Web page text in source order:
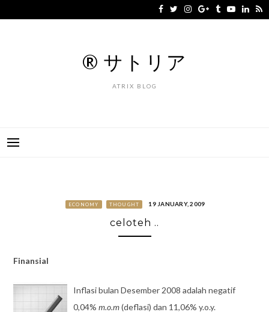
to
® サトリア
ATRIX BLOG
ECONOMY THOUGHT 19 JANUARY, 2009
celoteh ..
Finansial
Inflasi bulan Desember 2008 adalah negatif
0,04% m.o.m(deflasi) dan 11,06% y.o.y.